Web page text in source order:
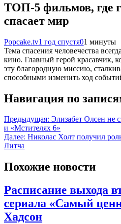
ТОП-5 фильмов, где
спасает мир
Popcake.tv1 год спустя01 минуты
Тема спасения человечества
кино. Главный герой красавчик,
эту благородную миссию,
способными изменить ход
Навигация по
Предыдущая: Элизабет Олсен не
и «Мстителях 6»
Далее: Николас Холт получил
Литча
Похожие новости
Расписание выхода
сериала «Самый
Хадсон